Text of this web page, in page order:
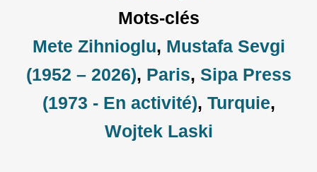
Mots-clés
Mete Zihnioglu, Mustafa Sevgi
(1952 – 2026), Paris, Sipa Press
(1973 - En activité), Turquie,
Wojtek Laski